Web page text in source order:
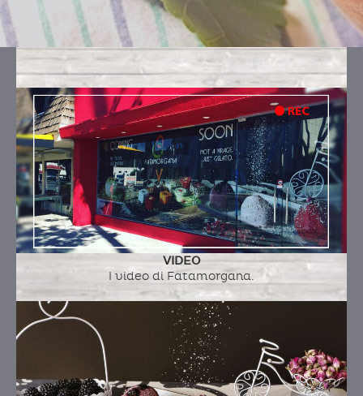
GUSTI
GELSO NERO
Ingredienti: acqua, gelsi, zucchero
GELSI BIANCHI, SAKE' E ANACARDI SALATI
Ingredienti:
VIDEO
I video di Fatamorgana.